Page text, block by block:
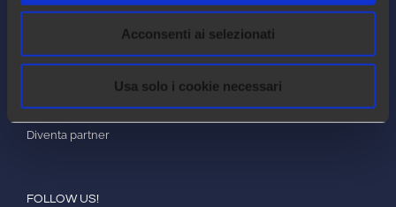
Acconsenti ai selezionati
Usa solo i cookie necessari
Lavora con noi
Diventa partner
FOLLOW US!